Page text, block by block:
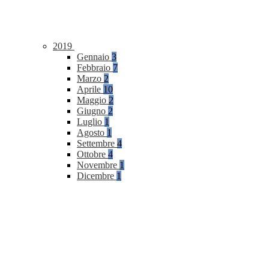
2019
Gennaio 3
Febbraio 7
Marzo 2
Aprile 10
Maggio 2
Giugno 2
Luglio 1
Agosto 1
Settembre 4
Ottobre 4
Novembre 1
Dicembre 1